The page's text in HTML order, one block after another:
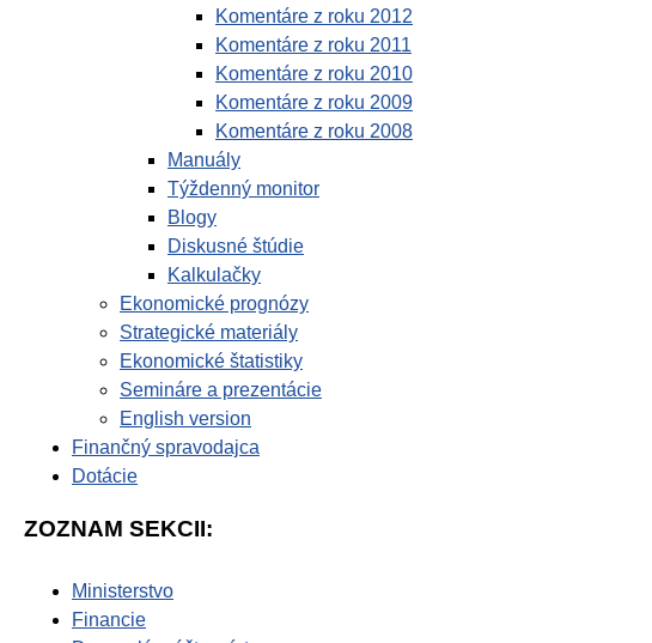
Komentáre z roku 2012
Komentáre z roku 2011
Komentáre z roku 2010
Komentáre z roku 2009
Komentáre z roku 2008
Manuály
Týždenný monitor
Blogy
Diskusné štúdie
Kalkulačky
Ekonomické prognózy
Strategické materiály
Ekonomické štatistiky
Semináre a prezentácie
English version
Finančný spravodajca
Dotácie
ZOZNAM SEKCII:
Ministerstvo
Financie